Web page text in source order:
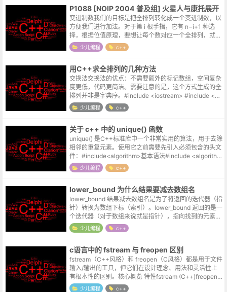
P1088 [NOIP 2004 普及组] 火星人与康托展开
变进制数我们的目标是把全排列转化成一个变进制数，以
方便我们进行加法。对于第 i 根手指，它有 n−i+1 种选
择，根据位值原理，要想让每个数对应一个全排列，就要
让这一位数是 n−i+1 进制的。那么，整个过程分为三步：
将火星数变成变进...
少儿编程 c++
用C++求全排列的几种方法
交换法交换法的优点：不需要额外的标记数组，空间复杂
度更低，代码更简洁。需要注意的是，这个方式生成的全
排列并非是字典序。#include <iostream> #include <al
gorithm> using...
少儿编程 c++
关于 c++ 中的 unique() 函数
unique() 是C++标准库中一个非常实用的算法，用于去除
相邻的重复元素。使用它之前需要先引入必须包含的头文
件：#include<algorithm>基本语法#include <algorithm
> // ...
少儿编程 c++
lower_bound 为什么结果要减去数组名
lower_bound 结果减去数组名是为了将返回的迭代器（指
针）转换为数组下标（索引）。lower_bound 返回的是一
个迭代器（对于数组来说就是指针），指向找到的元素位
置。int arr[] = {10, 20, 30, 40,...
少儿编程 c++
c语言中的 fstream 与 freopen 区别
fstream（C++风格）和 freopen（C风格）都是用于文件
输入/输出的工具，但它们在设计理念、用法和灵活性上
有根本性的区别。核心概览 特性fstream (C++)freopen
(C)所属语言标准C++C编程范式面向对象 ...
少儿编程 c++